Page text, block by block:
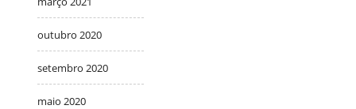
outubro 2020
setembro 2020
maio 2020